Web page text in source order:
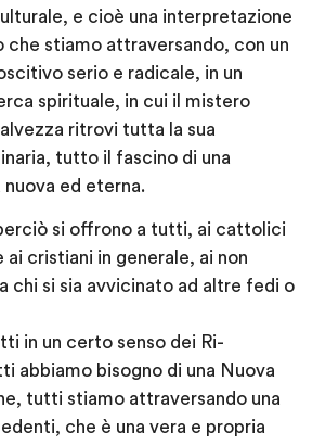
e cioè una interpretazione
stiamo attraversando, con un
serio e radicale, in un
spirituale, in cui il mistero
ritrovi tutta la sua
tutto il fascino di una
nuova ed eterna.
si offrono a tutti, ai cattolici
cristiani in generale, ai non
chi si sia avvicinato ad altre fedi o
in un certo senso dei Ri-
abbiamo bisogno di una Nuova
tutti stiamo attraversando una
che è una vera e propria